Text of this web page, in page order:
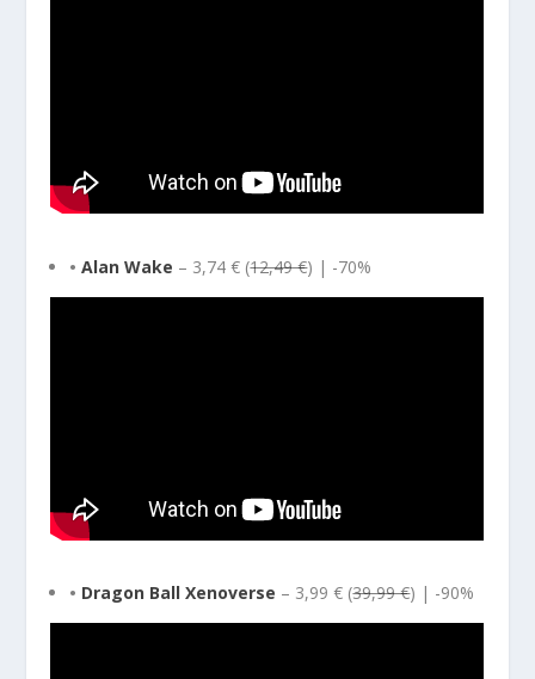
• Alan Wake – 3,74 € (12,49 €) | -70%
• Dragon Ball Xenoverse – 3,99 € (39,99 €) | -90%